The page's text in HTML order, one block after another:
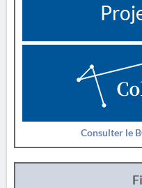
Consulter le